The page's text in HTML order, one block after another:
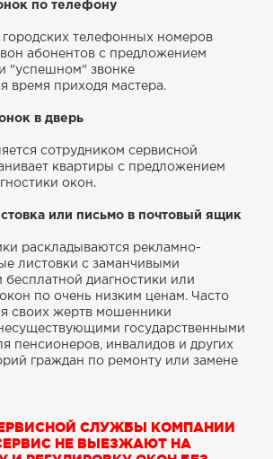
по телефону
городских телефонных номеров
абонентов с предложением
"успешном" звонке
время приходя мастера.
в дверь
сотрудником сервисной
квартиры с предложением
окон.
или письмо в почтовый ящик
раскладываются рекламно-
листовки с заманчивыми
диагностики или
по очень низким ценам. Часто
своих жертв мошенники
государственными
пенсионеров, инвалидов и других
граждан по ремонту или замене
СЛУЖБЫ КОМПАНИИ
НЕ ВЫЕЗЖАЮТ НА